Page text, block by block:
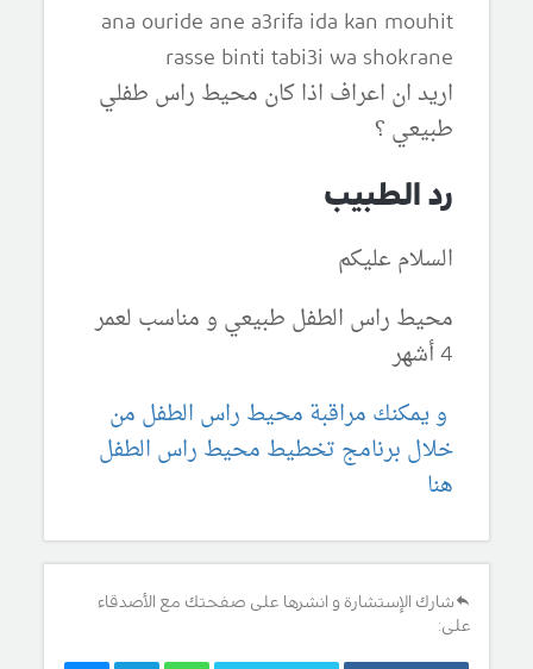
ana ouride ane a3rifa ida kan mouhit
rasse binti tabi3i wa shokrane
اريد ان اعراف اذا كان محيط راس طفلي
طبيعي ؟
رد الطبيب
السلام عليكم
محيط راس الطفل طبيعي و مناسب لعمر
4 أشهر
و يمكنك مراقبة محيط راس الطفل من
خلال برنامج تخطيط محيط راس الطفل
هنا
شارك الإستشارة و انشرها على صفحتك مع الأصدقاء
على: